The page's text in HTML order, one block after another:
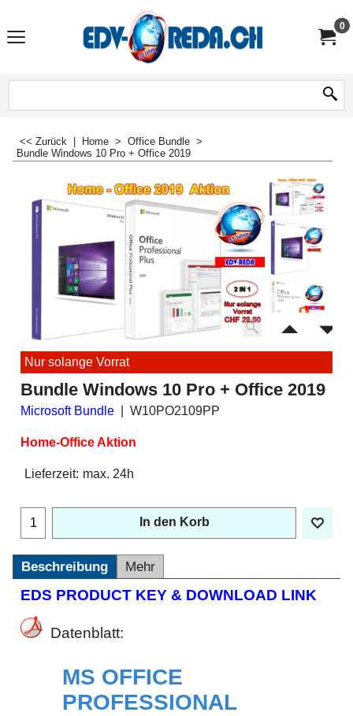
0
<< Zurück Home > Office Bundle >
Bundle Windows 10 Pro + Office 2019
Nur solange Vorrat
Bundle Windows 10 Pro + Office 2019
Microsoft Bundle W10PO2109PP
Home-Office Aktion
Lieferzeit: max. 24h
In den Korb
Beschreibung Mehr
EDS PRODUCT KEY & DOWNLOAD LINK
Datenblatt:
MS OFFICE
PROFESSIONAL